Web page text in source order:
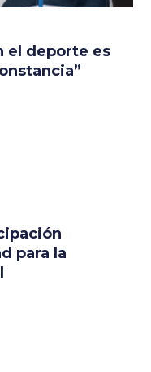
el deporte es
para la